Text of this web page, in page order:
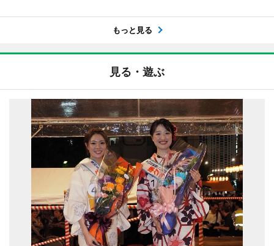
もっと見る
見る・遊ぶ